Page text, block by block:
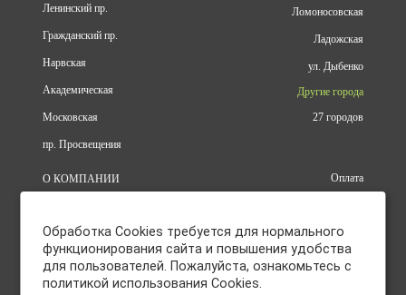
Ленинский пр.
Гражданский пр.
Нарвская
Академическая
Московская
пр. Просвещения
Ломоносовская
Ладожская
ул. Дыбенко
Другие города
27 городов
О КОМПАНИИ
БРЕНДЫ
АКЦИИ
КУПИТЬ ОПТОМ
Оплата
Политика использования файлов
cookie
Согласие на обработку
Обработка Cookies требуется для нормального
функционирования сайта и повышения удобства
для пользователей. Пожалуйста, ознакомьтесь с
политикой использования Cookies.